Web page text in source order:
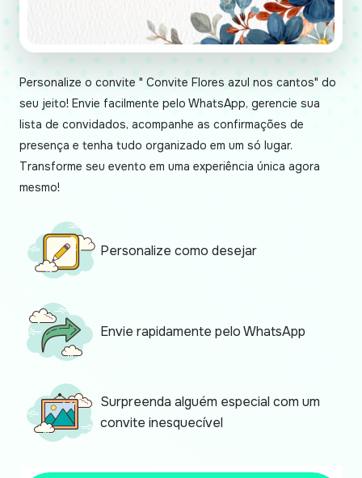
Personalize o convite " Convite Flores azul nos cantos" do
seu jeito! Envie facilmente pelo WhatsApp, gerencie sua
lista de convidados, acompanhe as confirmações de
presença e tenha tudo organizado em um só lugar.
Transforme seu evento em uma experiência única agora
mesmo!
Personalize como desejar
Envie rapidamente pelo WhatsApp
Surpreenda alguém especial com um
convite inesquecível